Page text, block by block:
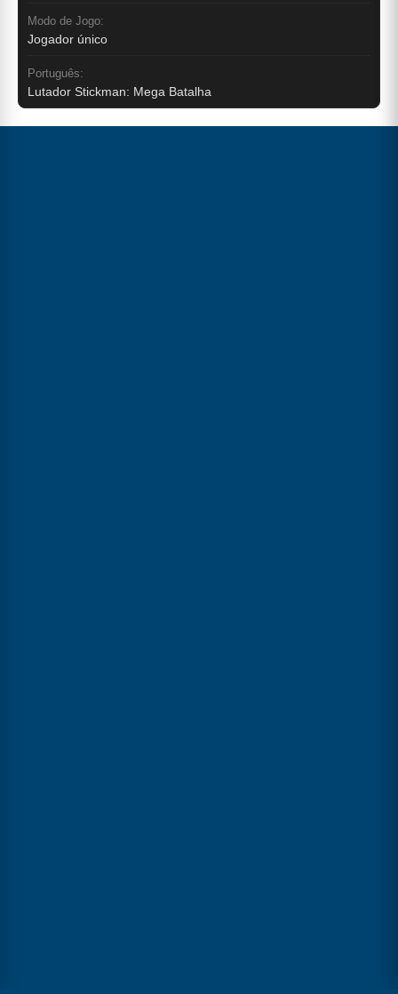
Modo de Jogo:
Jogador único
Português:
Lutador Stickman: Mega Batalha